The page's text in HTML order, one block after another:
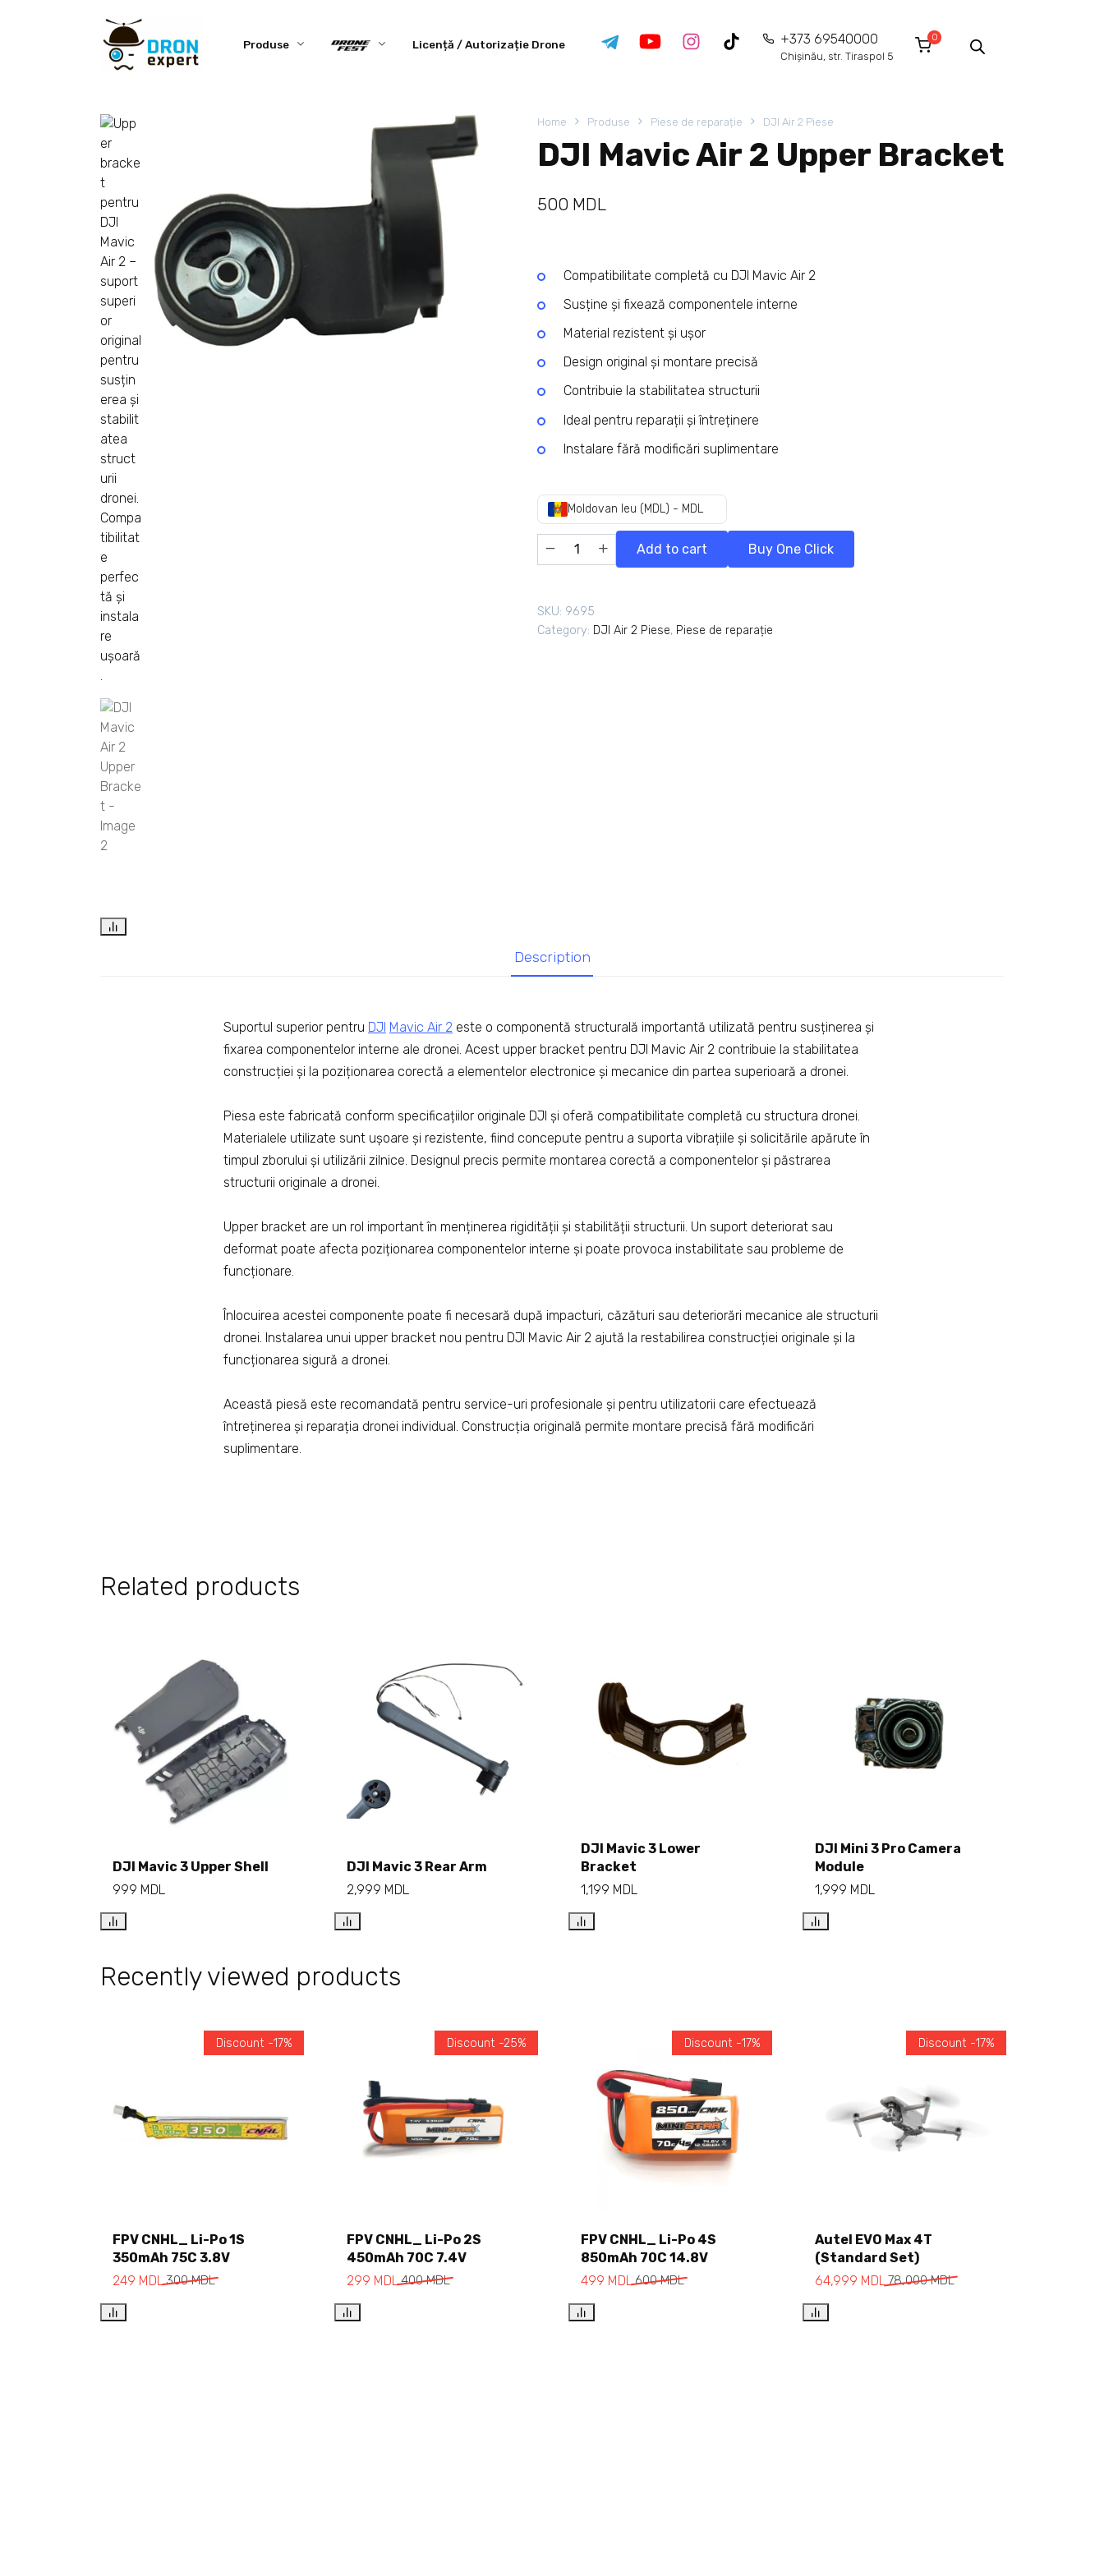
Produse Licență / Autorizație Drone +373 69540000
Chișinău, str. Tiraspol 5
0
Home Produse Piese de reparație DJI Air 2 Piese
DJI Mavic Air 2 Upper Bracket
500 MDL
Compatibilitate completă cu DJI Mavic Air 2
Susține și fixează componentele interne
Material rezistent și ușor
Design original și montare precisă
Contribuie la stabilitatea structurii
Ideal pentru reparații și întreținere
Instalare fără modificări suplimentare
Moldovan leu (MDL) - MDL
Add to cart Buy One Click
SKU: 9695
Category: DJI Air 2 Piese, Piese de reparație
Description
Suportul superior pentru DJI Mavic Air 2 este o componentă structurală importantă utilizată pentru susținerea și
fixarea componentelor interne ale dronei. Acest upper bracket pentru DJI Mavic Air 2 contribuie la stabilitatea
construcției și la poziționarea corectă a elementelor electronice și mecanice din partea superioară a dronei.
Piesa este fabricată conform specificațiilor originale DJI și oferă compatibilitate completă cu structura dronei.
Materialele utilizate sunt ușoare și rezistente, fiind concepute pentru a suporta vibrațiile și solicitările apărute în
timpul zborului și utilizării zilnice. Designul precis permite montarea corectă a componentelor și păstrarea
structurii originale a dronei.
Upper bracket are un rol important în menținerea rigidității și stabilității structurii. Un suport deteriorat sau
deformat poate afecta poziționarea componentelor interne și poate provoca instabilitate sau probleme de
funcționare.
Înlocuirea acestei componente poate fi necesară după impacturi, căzături sau deteriorări mecanice ale structurii
dronei. Instalarea unui upper bracket nou pentru DJI Mavic Air 2 ajută la restabilirea construcției originale și la
funcționarea sigură a dronei.
Această piesă este recomandată pentru service-uri profesionale și pentru utilizatorii care efectuează
întreținerea și reparația dronei individual. Construcția originală permite montare precisă fără modificări
suplimentare.
Related products
DJI Mavic 3 Upper Shell
999 MDL
Add to cart
DJI Mavic 3 Rear Arm
2,999 MDL
DJI Mavic 3 Lower
Bracket
1,199 MDL
Add to cart
DJI Mini 3 Pro Camera
Module
1,999 MDL
Recently viewed products
Add to cart
Discount -17%
FPV CNHL_ Li-Po 1S
350mAh 75C 3.8V
300MDL
249 MDL
Add to cart
Discount -25%
FPV CNHL_ Li-Po 2S
450mAh 70C 7.4V
400MDL
299 MDL
Add to cart
Discount -17%
FPV CNHL_ Li-Po 4S
850mAh 70C 14.8V
600MDL
499 MDL
Add to cart
Discount -17%
Autel EVO Max 4T
(Standard Set)
78,000MDL
64,999 MDL